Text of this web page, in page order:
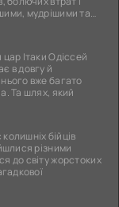
мудрішими та
Ітаки Одіссей
в довгу й
вже багато
Та шлях, який
бійців
різними
до світу жорстоких